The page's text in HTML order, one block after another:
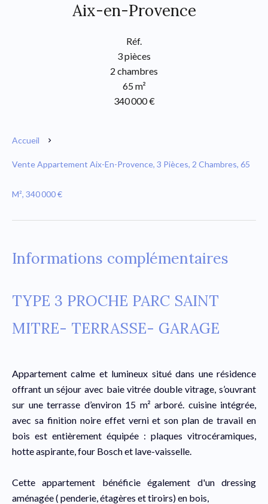
Aix-en-Provence
Réf.
3 pièces
2 chambres
65 m²
340 000 €
Accueil
Vente Appartement Aix-En-Provence, 3 Pièces, 2 Chambres, 65
M², 340 000 €
Informations complémentaires
TYPE 3 PROCHE PARC SAINT
MITRE- TERRASSE- GARAGE
Appartement calme et lumineux situé dans une résidence
offrant un séjour avec baie vitrée double vitrage, s’ouvrant
sur une terrasse d’environ 15 m² arboré. cuisine intégrée,
avec sa finition noire effet verni et son plan de travail en
bois est entièrement équipée : plaques vitrocéramiques,
hotte aspirante, four Bosch et lave-vaisselle.
Cette appartement bénéficie également d'un dressing
aménagée ( penderie, étagères et tiroirs) en bois,